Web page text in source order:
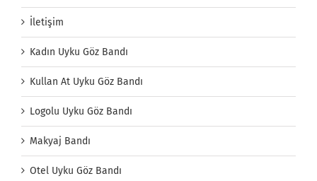
İletişim
Kadın Uyku Göz Bandı
Kullan At Uyku Göz Bandı
Logolu Uyku Göz Bandı
Makyaj Bandı
Otel Uyku Göz Bandı